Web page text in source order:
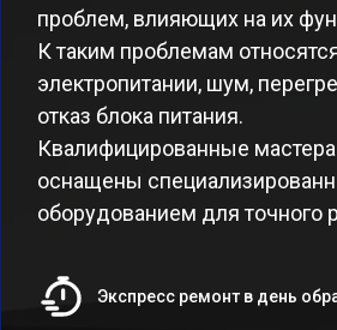
проблем, влияющих на их
К таким проблемам
электропитании, шум,
отказ блока питания.
Квалифицированные мастера
оснащены
оборудованием для точного
Экспресс ремонт в день